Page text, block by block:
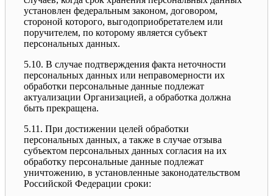
установлен федеральным законом, договором,
стороной которого, выгодоприобретателем или
поручителем, по которому является субъект
персональных данных.
5.10. В случае подтверждения факта неточности
персональных данных или неправомерности их
обработки персональные данные подлежат
актуализации Организацией, а обработка должна
быть прекращена.
5.11. При достижении целей обработки
персональных данных, а также в случае отзыва
субъектом персональных данных согласия на их
обработку персональные данные подлежат
уничтожению, в установленные законодательством
Российской Федерации сроки: